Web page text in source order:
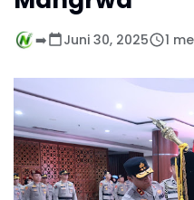
➡️ Juni 30, 2025 1